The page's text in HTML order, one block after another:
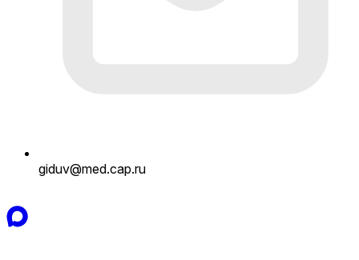
giduv@med.cap.ru